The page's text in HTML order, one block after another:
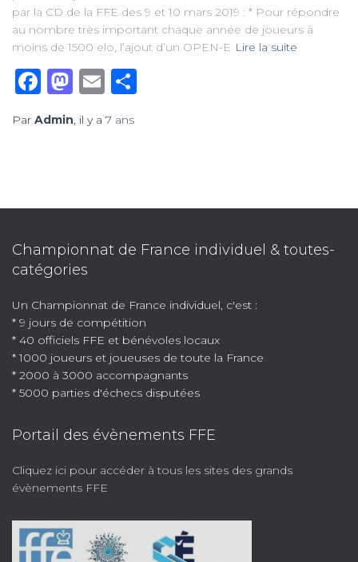
par la CD de la FFE des 9 et 10 mars 2019 : * Pour répondre
au nombre très important chaque année de joueurs à
moins de 1500 elo, l’ajout d’un OPEN-E Lire la suite
Facebook
Mastodon
Email
Par Admin, il y a 7 ans
Championnat de France individuel & toutes-
catégories
Un Championnat de France individuel, c'est :
* 9 jours de compétition
* 40 officiels FFE et bénévoles locaux
* 1000 joueurs et joueuses de toute la France
* 2000 à 3000 accompagnants
* 5000 parties d'échecs disputées
Portail des évènements FFE
Cliquez ici pour accéder à tous les sites des grands
évènements FFE